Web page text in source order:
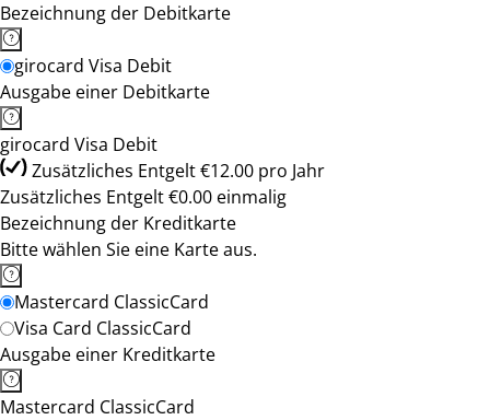
Bezeichnung der Debitkarte
girocard Visa Debit
Ausgabe einer Debitkarte
girocard Visa Debit
Zusätzliches Entgelt €12.00 pro Jahr
Zusätzliches Entgelt €0.00 einmalig
Bezeichnung der Kreditkarte
Bitte wählen Sie eine Karte aus.
Mastercard ClassicCard
Visa Card ClassicCard
Ausgabe einer Kreditkarte
Mastercard ClassicCard